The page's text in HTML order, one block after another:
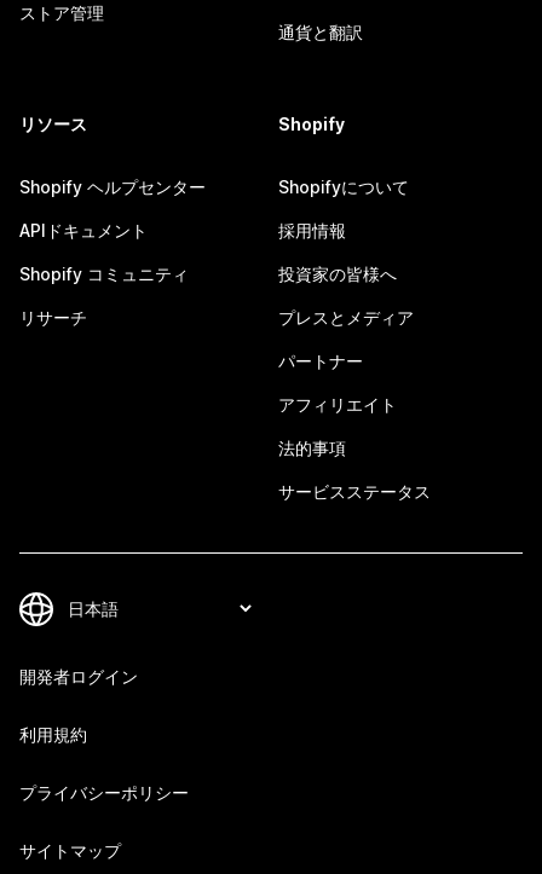
ストア管理
通貨と翻訳
リソース
Shopify ヘルプセンター
APIドキュメント
Shopify コミュニティ
リサーチ
Shopify
Shopifyについて
採用情報
投資家の皆様へ
プレスとメディア
パートナー
アフィリエイト
法的事項
サービスステータス
開発者ログイン
利用規約
プライバシーポリシー
サイトマップ